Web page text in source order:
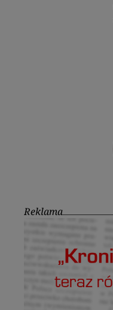
Reklama